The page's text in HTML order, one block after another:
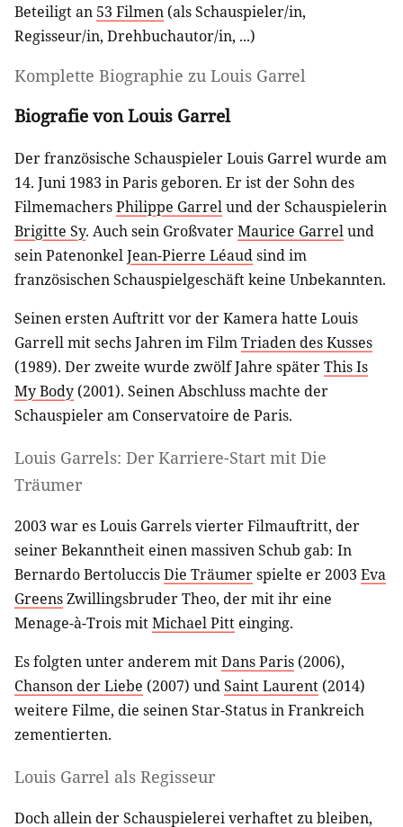
Beteiligt an 53 Filmen (alsSchauspieler/in,
Regisseur/in, Drehbuchautor/in, ...)
Komplette Biographie zu Louis Garrel
Biografie von Louis Garrel
Der französische Schauspieler Louis Garrel wurde am
14. Juni 1983 in Paris geboren. Er ist der Sohn des
FilmemachersPhilippe Garrelund der Schauspielerin
Brigitte Sy. Auch sein GroßvaterMaurice Garrelund
sein PatenonkelJean-Pierre Léaudsind im
französischen Schauspielgeschäft keine Unbekannten.
Seinen ersten Auftritt vor der Kamera hatte Louis
Garrell mit sechs Jahren im FilmTriaden des Kusses
(1989). Der zweite wurde zwölf Jahre späterThis Is
My Body (2001). Seinen Abschluss machte der
Schauspieler am Conservatoire de Paris.
Louis Garrels: Der Karriere-Start mit Die
Träumer
2003 war es Louis Garrels vierter Filmauftritt, der
seiner Bekanntheit einen massiven Schub gab: In
Bernardo BertoluccisDie Träumerspielte er 2003 Eva
GreensZwillingsbruder Theo, der mit ihr eine
Menage-à-Trois mitMichael Pitt einging.
Es folgten unter anderem mitDans Paris (2006),
Chanson der Liebe (2007) undSaint Laurent (2014)
weitere Filme, die seinen Star-Status in Frankreich
zementierten.
Louis Garrel als Regisseur
Doch allein der Schauspielerei verhaftet zu bleiben,